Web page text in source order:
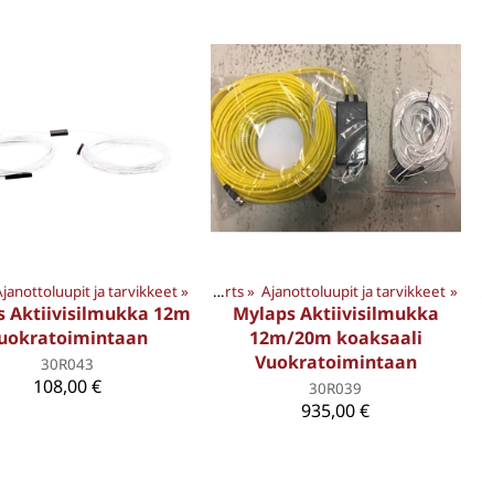
ja tarvikkeet‪»
Aktiivisilmukka 12m
30R043
108,00 €
MYLAPS TUOTTEET ‪» Motorsports‪» Ajanottoluupit ja tarvikkeet ‪»
Mylaps Aktiivisilmukka
12m/20m koaksaali
Vuokratoimintaan
30R039
935,00 €
Products‪» MYLAPS TUOTTEET ‪»